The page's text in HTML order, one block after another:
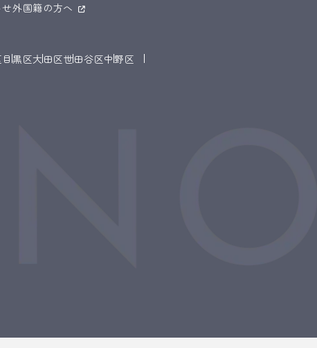
外国籍の方へ
目黒区大田区世田谷区中野区